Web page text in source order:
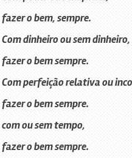
fazer o bem, sempre.
Com dinheiro ou sem dinheiro,
fazer o bem sempre.
Com perfeição relativa ou
fazer o bem sempre.
com ou sem tempo,
fazer o bem sempre.